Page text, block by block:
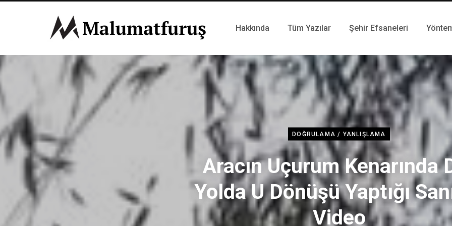
Hakkında Tüm Yazılar Şehir Efsaneleri
DOĞRULAMA / YANLIŞLAMA
Aracın Uçurum Kenarında
Yolda U Dönüşü Yaptığı
Video